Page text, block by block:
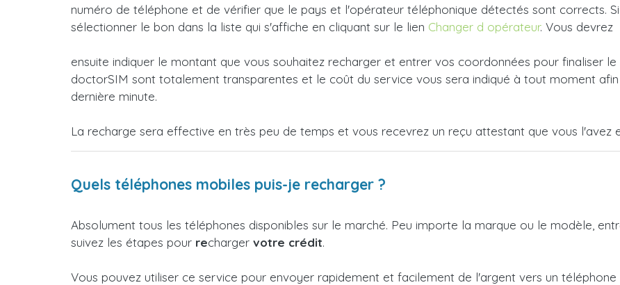
numéro de téléphone et de vérifier que le pays et l'opérateur téléphonique détectés sont corrects.
sélectionner le bon dans la liste qui s'affiche en cliquant sur le lien Changer d opérateur. Vous devrez
ensuite indiquer le montant que vous souhaitez recharger et entrer vos coordonnées pour finaliser le
doctorSIM sont totalement transparentes et le coût du service vous sera indiqué à tout moment
dernière minute.
La recharge sera effective en très peu de temps et vous recevrez un reçu attestant que vous l'avez
Quels téléphones mobiles puis-je recharger ?
Absolument tous les téléphones disponibles sur le marché. Peu importe la marque ou le modèle,
suivez les étapes pour recharger votre crédit.
Vous pouvez utiliser ce service pour envoyer rapidement et facilement de l'argent vers un